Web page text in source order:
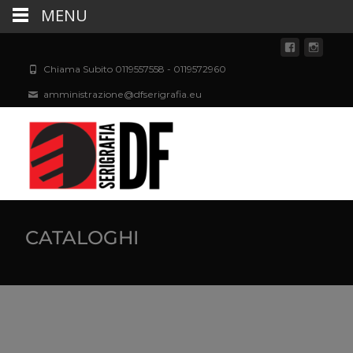
Chiama Subito 0119557558 - 0119572960
amministrazione@dfserigrafia.eu
CATALOGHI
MENU